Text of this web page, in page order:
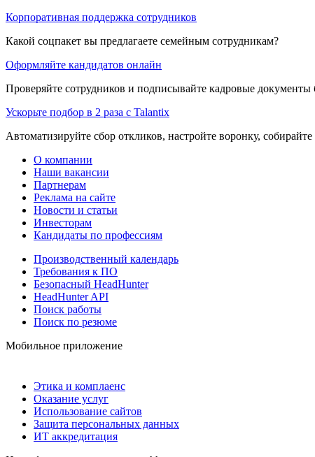
Корпоративная поддержка сотрудников
Какой соцпакет вы предлагаете семейным сотрудникам?
Оформляйте кандидатов онлайн
Проверяйте сотрудников и подписывайте кадровые документы
Ускорьте подбор в 2 раза с Talantix
Автоматизируйте сбор откликов, настройте воронку,
О компании
Наши вакансии
Партнерам
Реклама на сайте
Новости и статьи
Инвесторам
Кандидаты по профессиям
Производственный календарь
Требования к ПО
Безопасный HeadHunter
HeadHunter API
Поиск работы
Поиск по резюме
Мобильное приложение
Этика и комплаенс
Оказание услуг
Использование сайтов
Защита персональных данных
ИТ аккредитация